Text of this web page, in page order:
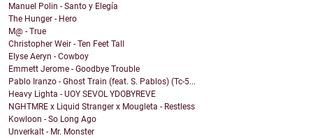
Manuel Polin - Santo y Elegía
The Hunger - Hero
M@ - True
Christopher Weir - Ten Feet Tall
Elyse Aeryn - Cowboy
Emmett Jerome - Goodbye Trouble
Pablo Iranzo - Ghost Train (feat. S. Pablos) (Tc-5...
Heavy Lighta - UOY SEVOL YDOBYREVE
NGHTMRE x Liquid Stranger x Mougleta - Restless
Kowloon - So Long Ago
Unverkalt - Mr. Monster